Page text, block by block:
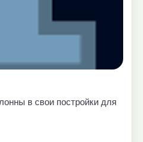
в свои постройки для